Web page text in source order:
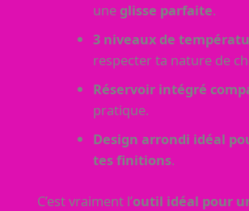
uneglisse parfaite.
3 niveaux de
respecter ta nature de
Réservoir intégré
pratique.
Design arrondi idéal
tes finitions.
C’est vraiment l’outil idéal pour